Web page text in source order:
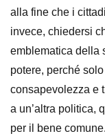
alla fine che i
invece, chiedersi
emblematica della
potere, perché
consapevolezza e
a un’altra politica,
per il bene comune.